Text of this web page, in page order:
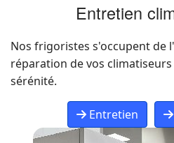
Entretien
Nos frigoristes s'occupent de
réparation de vos
sérénité.
Entretien